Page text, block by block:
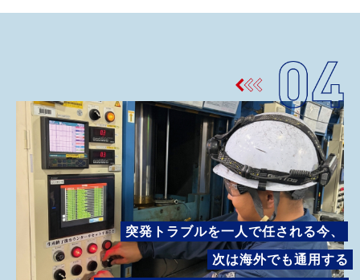
突発トラブルを一人で任される今、
次は海外でも通用する